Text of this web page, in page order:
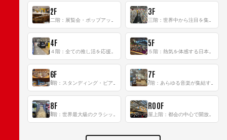
2F 3F
4F 5F
6F 7F
8F ROOF